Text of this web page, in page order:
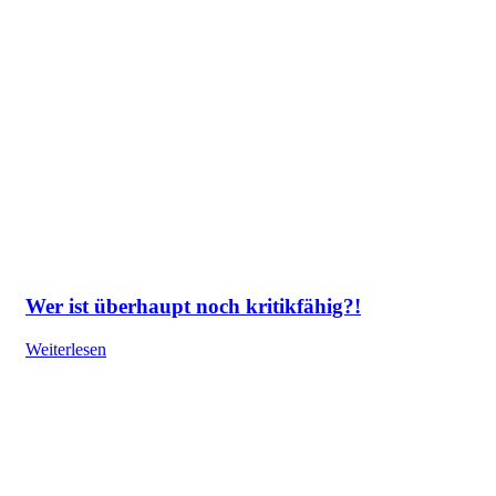
Wer ist überhaupt noch kritikfähig?!
Weiterlesen